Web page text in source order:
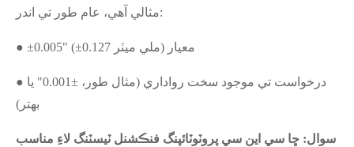
مثالي آهي، عام طور تي اندر:
● ±0.005" (±0.127 ملي ميٽر) معيار
● درخواست تي موجود سخت رواداري (مثال طور، ±0.001" يا
بهتر)
سوال: ڇا سي اين سي پروٽوٽائپنگ فنڪشنل ٽيسٽنگ لاءِ مناسب